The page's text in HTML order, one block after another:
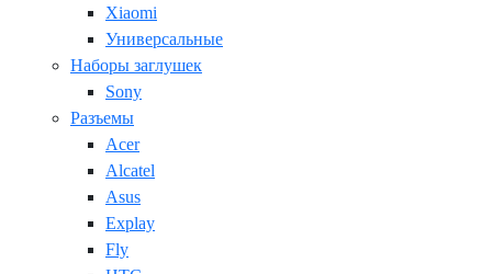
Xiaomi
Универсальные
Наборы заглушек
Sony
Разъемы
Acer
Alcatel
Asus
Explay
Fly